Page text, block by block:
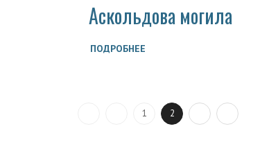
Аскольдова могила
ПОДРОБНЕЕ
1 2